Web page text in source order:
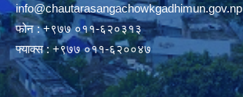
info@chautarasangachowkgadhimun.gov.np
फोन : +९७७ ०११-६२०३१३
फ्याक्स : +९७७ ०११-६२००४७